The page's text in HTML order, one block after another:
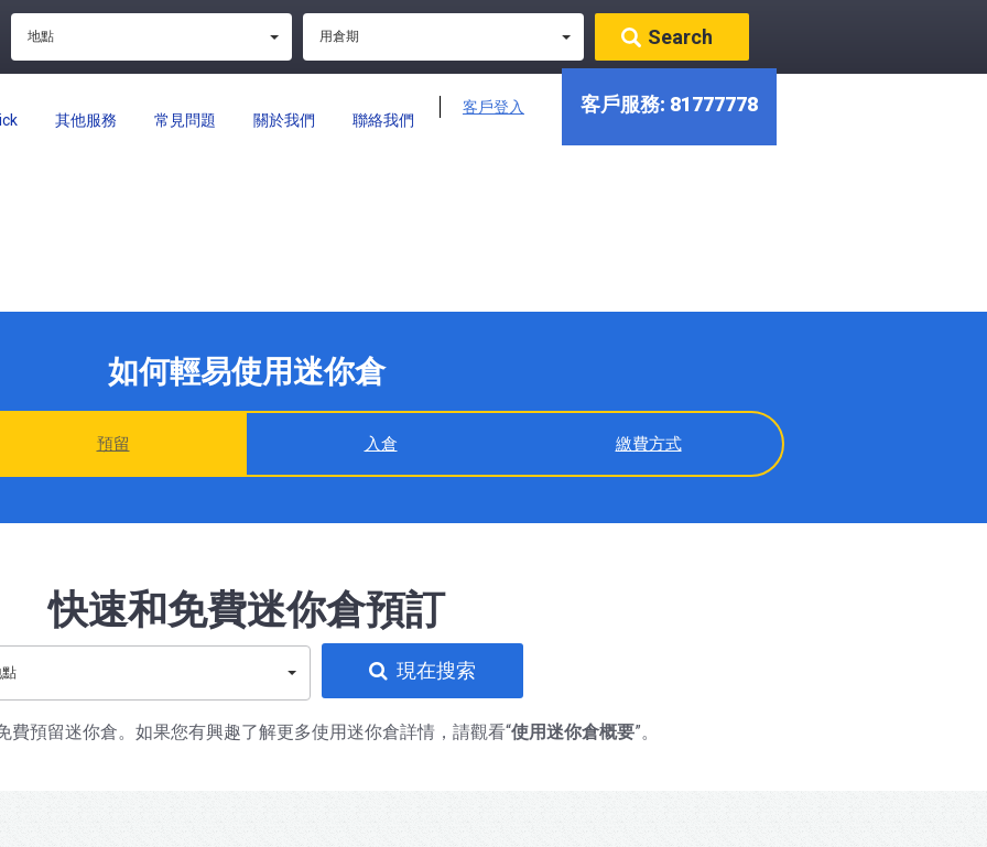
其他服務 常見問題 關於我們 聯絡我們
客戶登入 客戶服務: 81777778
如何輕易使用迷你倉
預留 入倉 繳費方式
快速和免費迷你倉預訂
現在搜索
費預留迷你倉。如果您有興趣了解更多使用迷你倉詳情，請觀看“使用迷你倉概要”。